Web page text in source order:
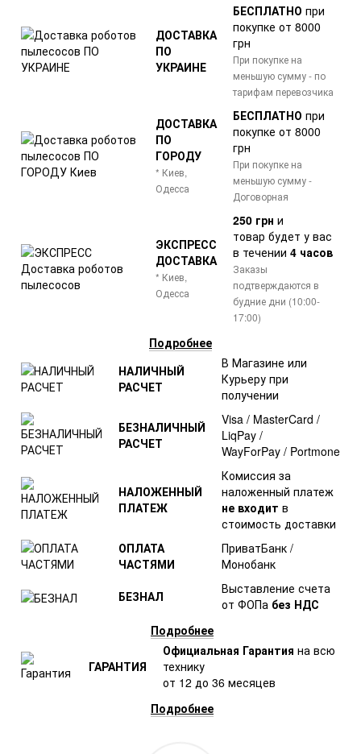
ДОСТАВКА
ПО
УКРАИНЕ
БЕСПЛАТНО при
покупке от 8000
грн
При покупке на
меньшую сумму - по
тарифам перевозчика
ДОСТАВКА
ПО
ГОРОДУ
* Киев,
Одесса
БЕСПЛАТНО при
покупке от 8000
грн
При покупке на
меньшую сумму -
Договорная
ЭКСПРЕСС
ДОСТАВКА
* Киев,
Одесса
250 грн и
товар будет у вас
в течении 4 часов
Заказы
подтверждаются в
будние дни (10:00-
17:00)
Подробнее
НАЛИЧНЫЙ
РАСЧЕТ
В Магазине или
Курьеру при
получении
БЕЗНАЛИЧНЫЙ
РАСЧЕТ
Visa / MasterCard /
LiqPay /
WayForPay / Portmone
НАЛОЖЕННЫЙ
ПЛАТЕЖ
Комиссия за
наложенный платеж
не входит в
стоимость доставки
ОПЛАТА
ЧАСТЯМИ
ПриватБанк /
Монобанк
БЕЗНАЛ
Выставление счета
от ФОПа без НДС
Подробнее
ГАРАНТИЯ
Официальная Гарантия на всю
технику
от 12 до 36 месяцев
Подробнее